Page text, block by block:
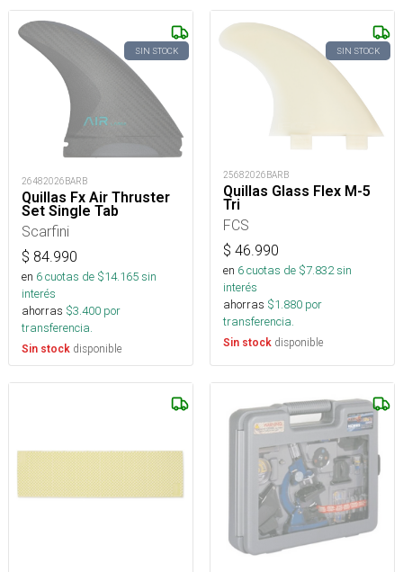
SIN STOCK
26482026BARB
Quillas Fx Air Thruster
Set Single Tab
Scarfini
$ 84.990
en 6cuotas de $14.165sin
interés
ahorras $3.400 por
transferencia.
Sin stock disponible
SIN STOCK
25682026BARB
Quillas Glass Flex M-5
Tri
FCS
$ 46.990
en 6cuotas de $7.832sin
interés
ahorras $1.880 por
transferencia.
Sin stock disponible